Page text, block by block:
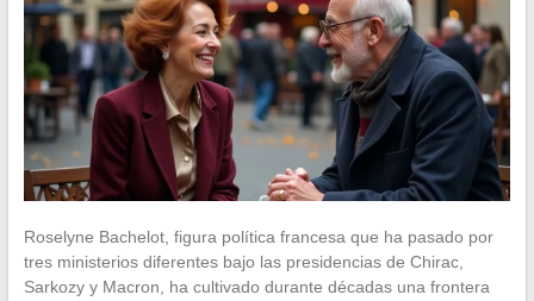
Roselyne Bachelot, figura política francesa que ha pasado por
tres ministerios diferentes bajo las presidencias de Chirac,
Sarkozy y Macron, ha cultivado durante décadas una frontera